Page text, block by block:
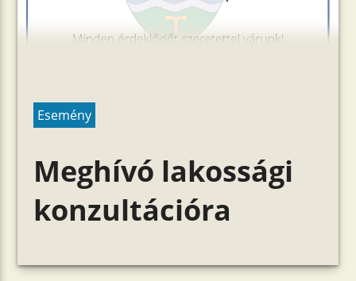
Esemény
Meghívó lakossági
konzultációra